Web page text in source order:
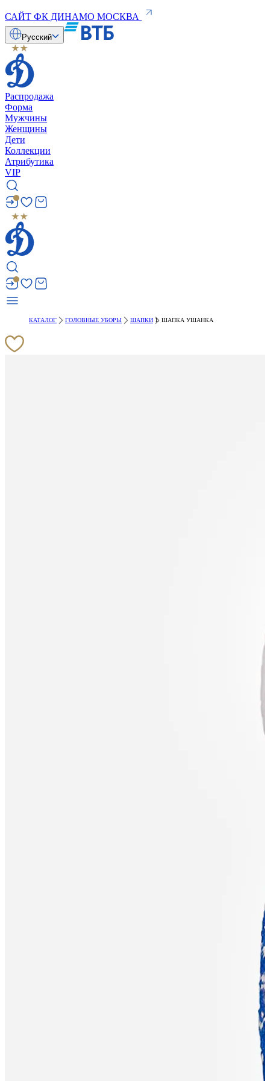
САЙТ ФК ДИНАМО МОСКВА
Русский
Распродажа
Форма
Мужчины
Женщины
Дети
Коллекции
Атрибутика
VIP
КАТАЛОГ ГОЛОВНЫЕ УБОРЫ ШАПКИ ШАПКА УШАНКА